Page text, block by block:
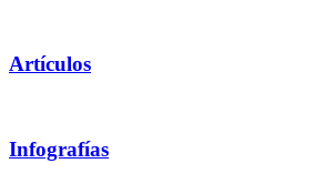
Artículos
Infografías